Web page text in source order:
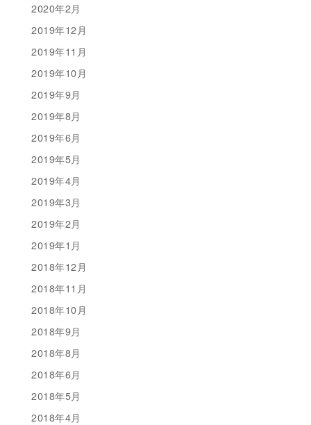
2020年2月
2019年12月
2019年11月
2019年10月
2019年9月
2019年8月
2019年6月
2019年5月
2019年4月
2019年3月
2019年2月
2019年1月
2018年12月
2018年11月
2018年10月
2018年9月
2018年8月
2018年6月
2018年5月
2018年4月